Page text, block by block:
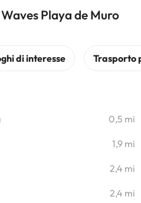
Playa de Muro
0,5 mi
1,9 mi
2,4 mi
2,4 mi